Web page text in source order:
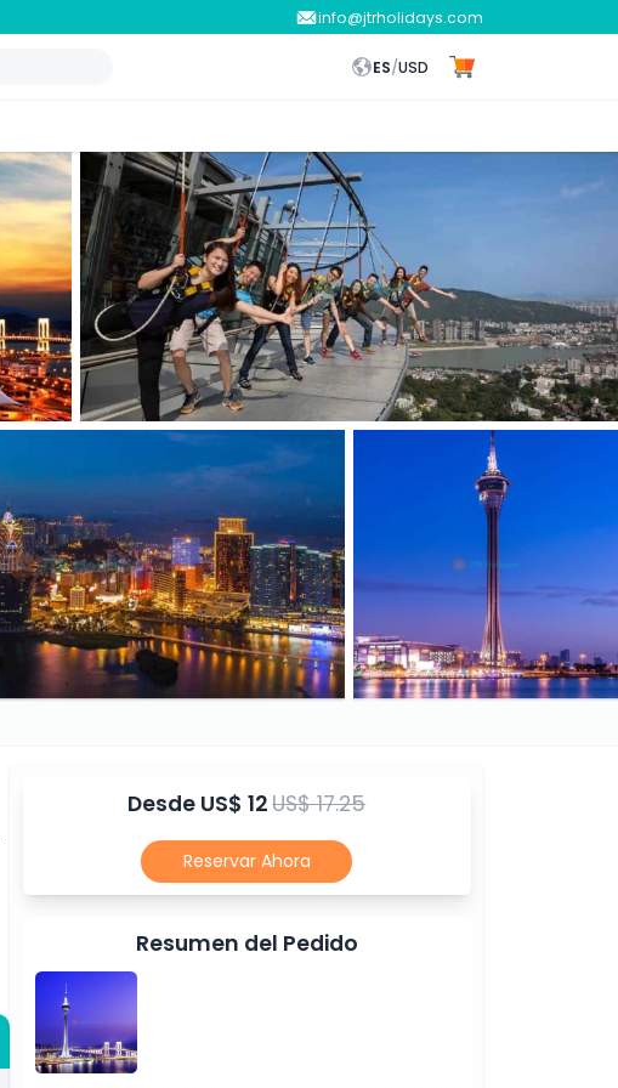
info@jtrholidays.com
ES/USD
Desde US$ 12US$ 17.25
Reservar Ahora
Resumen del Pedido